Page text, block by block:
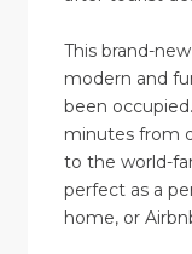
This brand-
modern and
been
minutes from
to the world-
perfect as a
home, or